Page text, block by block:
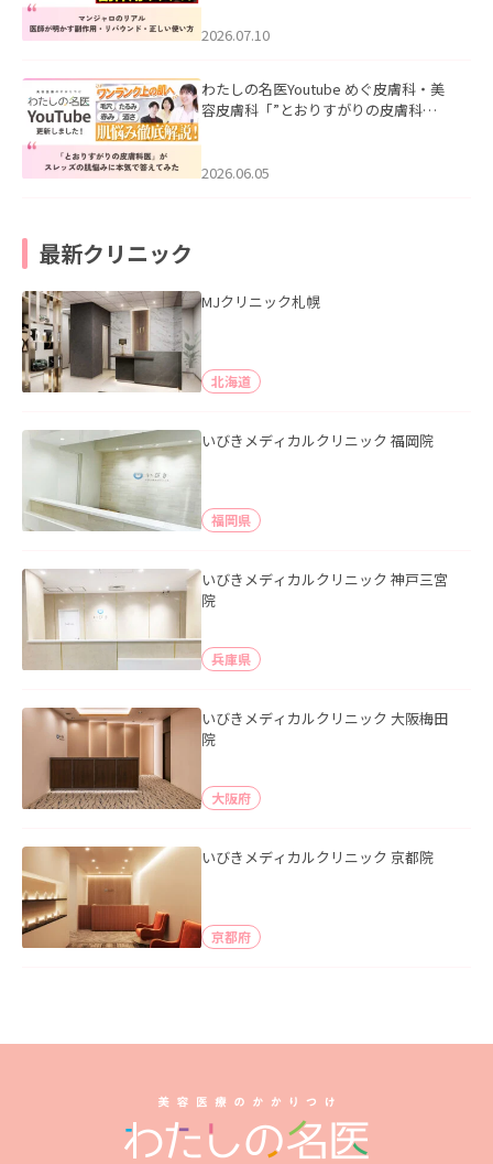
た。
2026.07.10
わたしの名医Youtube めぐ皮膚科・美
容皮膚科「”とおりすがりの皮膚科
2026.06.05
最新クリニック
MJクリニック札幌
北海道
いびきメディカルクリニック 福岡院
福岡県
いびきメディカルクリニック 神戸三宮
院
兵庫県
いびきメディカルクリニック 大阪梅田
院
大阪府
いびきメディカルクリニック 京都院
京都府